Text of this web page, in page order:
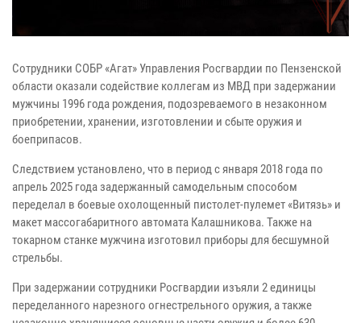
Сотрудники СОБР «Агат» Управления Росгвардии по Пензенской
области оказали содействие коллегам из МВД при задержании
мужчины 1996 года рождения, подозреваемого в незаконном
приобретении, хранении, изготовлении и сбыте оружия и
боеприпасов.
Следствием установлено, что в период с января 2018 года по
апрель 2025 года задержанный самодельным способом
переделал в боевые охолощенный пистолет-пулемет «Витязь» и
макет массогабаритного автомата Калашникова. Также на
токарном станке мужчина изготовил приборы для бесшумной
стрельбы.
При задержании сотрудники Росгвардии изъяли 2 единицы
переделанного нарезного огнестрельного оружия, а также